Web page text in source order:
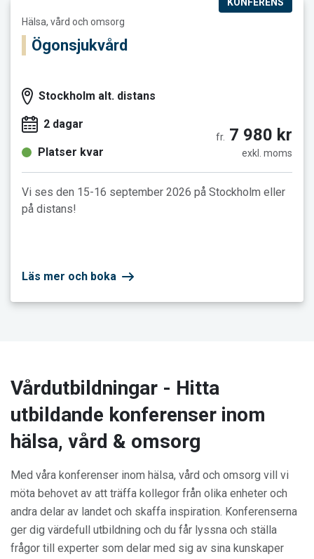
KONFERENS
Hälsa, vård och omsorg
Ögonsjukvård
Stockholm alt. distans
2 dagar
Platser kvar
fr. 7 980 kr
exkl. moms
Vi ses den 15-16 september 2026 på Stockholm eller
på distans!
Läs mer och boka
Vårdutbildningar - Hitta
utbildande konferenser inom
hälsa, vård & omsorg
Med våra konferenser inom hälsa, vård och omsorg vill vi
möta behovet av att träffa kollegor från olika enheter och
andra delar av landet och skaffa inspiration. Konferenserna
ger dig värdefull utbildning och du får lyssna och ställa
frågor till experter som delar med sig av sina kunskaper